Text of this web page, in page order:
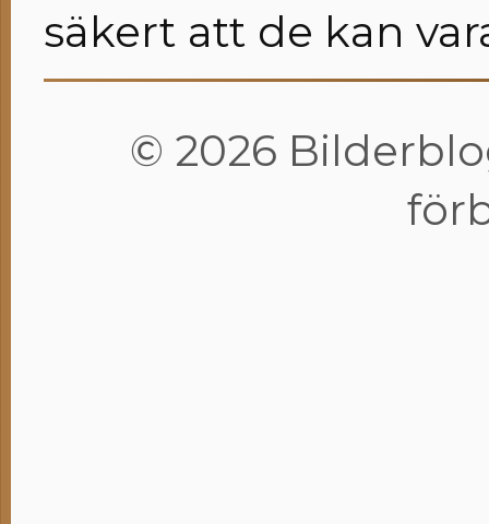
säkert att de kan
© 2026